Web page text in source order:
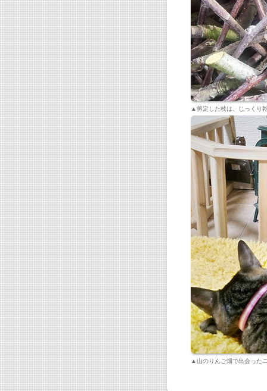
▲剪定した枝は、じっくり
▲山のりんご畑で出会った